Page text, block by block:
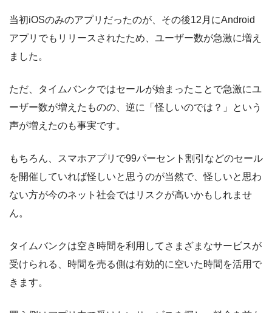
当初iOSのみのアプリだったのが、その後12月にAndroid
アプリでもリリースされたため、ユーザー数が急激に増え
ました。
ただ、タイムバンクではセールが始まったことで急激にユ
ーザー数が増えたものの、逆に「怪しいのでは？」という
声が増えたのも事実です。
もちろん、スマホアプリで99パーセント割引などのセール
を開催していれば怪しいと思うのが当然で、怪しいと思わ
ない方が今のネット社会ではリスクが高いかもしれませ
ん。
タイムバンクは空き時間を利用してさまざまなサービスが
受けられる、時間を売る側は有効的に空いた時間を活用で
きます。